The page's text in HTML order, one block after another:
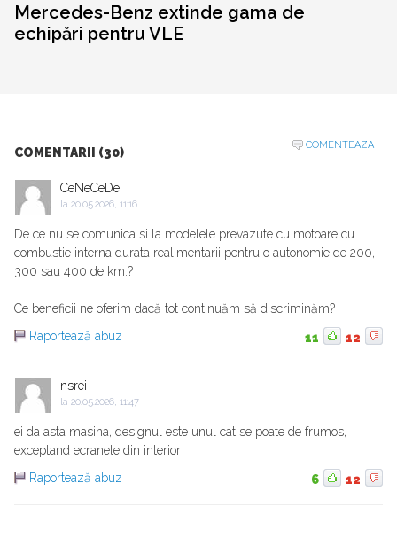
Mercedes-Benz extinde gama de
echipări pentru VLE
COMENTARII (30)
COMENTEAZA
CeNeCeDe
la 20.05.2026, 11:16
De ce nu se comunica si la modelele prevazute cu motoare cu
combustie interna durata realimentarii pentru o autonomie de 200,
300 sau 400 de km.?
Ce beneficii ne oferim dacă tot continuăm să discriminăm?
Raportează abuz
11 12
nsrei
la 20.05.2026, 11:47
ei da asta masina, designul este unul cat se poate de frumos,
exceptand ecranele din interior
Raportează abuz
6 12